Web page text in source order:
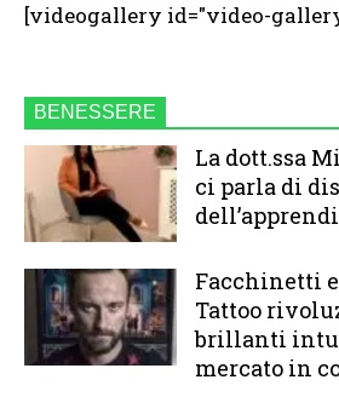
[videogallery id="video-
BENESSERE
La dott.ssa
ci parla di
Facchinetti
Tattoo
brillanti
mercato in